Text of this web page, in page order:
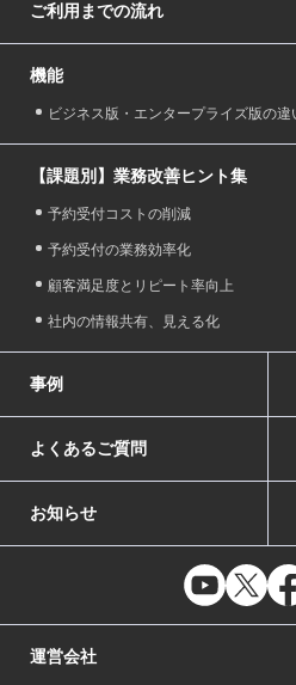
ご利用までの流れ
機能
ビジネス版・エンタープライズ版の違
【課題別】業務改善ヒント集
予約受付コストの削減
予約受付の業務効率化
顧客満足度とリピート率向上
社内の情報共有、見える化
事例
よくあるご質問
お知らせ
運営会社